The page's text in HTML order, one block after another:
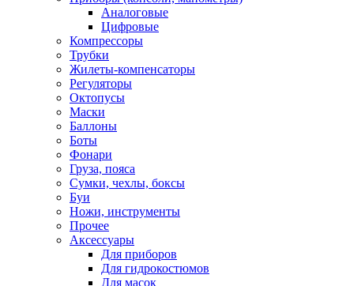
Аналоговые
Цифровые
Компрессоры
Трубки
Жилеты-компенсаторы
Регуляторы
Октопусы
Маски
Баллоны
Боты
Фонари
Груза, пояса
Сумки, чехлы, боксы
Буи
Ножи, инструменты
Прочее
Аксессуары
Для приборов
Для гидрокостюмов
Для масок